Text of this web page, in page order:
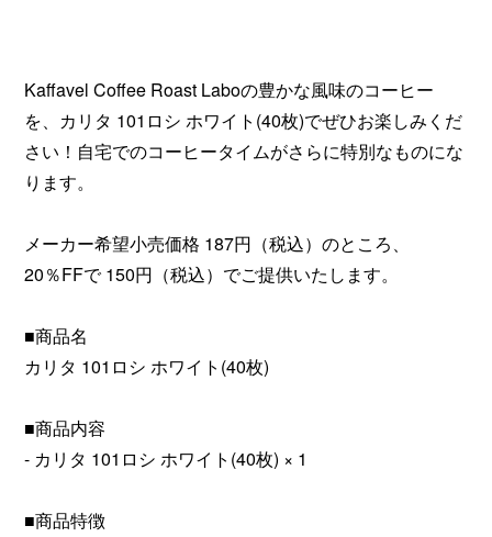
Kaffavel Coffee Roast Laboの豊かな風味のコーヒー
を、カリタ 101ロシ ホワイト(40枚)でぜひお楽しみくだ
さい！自宅でのコーヒータイムがさらに特別なものにな
ります。
メーカー希望小売価格 187円（税込）のところ、
20％FFで 150円（税込）でご提供いたします。
■商品名
カリタ 101ロシ ホワイト(40枚)
■商品内容
- カリタ 101ロシ ホワイト(40枚) × 1
■商品特徴